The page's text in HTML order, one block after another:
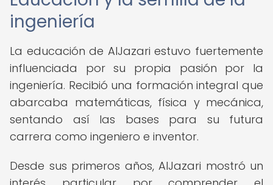
ingeniería
La educación de AlJazari estuvo fuertemente
influenciada por su propia pasión por la
ingeniería. Recibió una formación integral que
abarcaba matemáticas, física y mecánica,
sentando así las bases para su futura
carrera como ingeniero e inventor.
Desde sus primeros años, AlJazari mostró un